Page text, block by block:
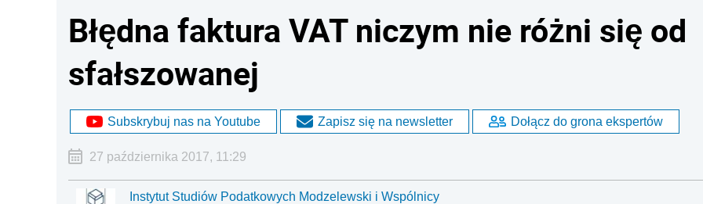
Błędna faktura VAT niczym nie różni się od
sfałszowanej
Subskrybuj nas na Youtube Zapisz się na newsletter Dołącz do grona ekspertów
27 października 2017, 11:29
Instytut Studiów Podatkowych Modzelewski i Wspólnicy